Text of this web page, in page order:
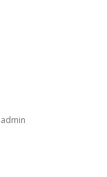
admin